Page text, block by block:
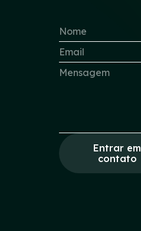
Entrar em
contato